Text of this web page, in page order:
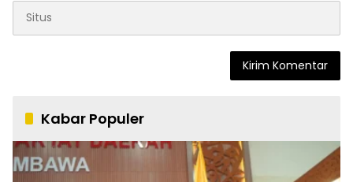
Kabar Populer